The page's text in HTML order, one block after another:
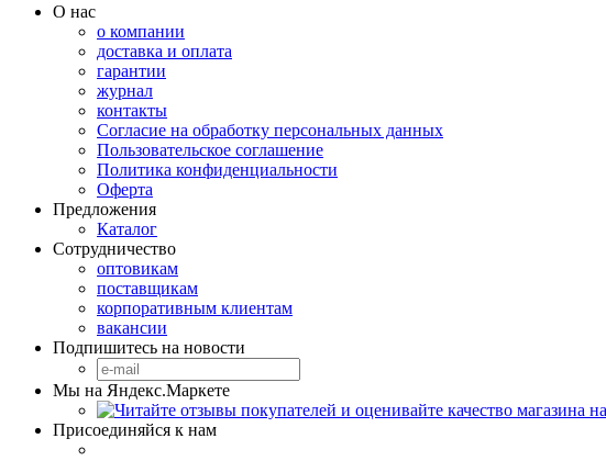
О нас
о компании
доставка и оплата
гарантии
журнал
контакты
Согласие на обработку персональных данных
Пользовательское соглашение
Политика конфиденциальности
Оферта
Предложения
Каталог
Сотрудничество
оптовикам
поставщикам
корпоративным клиентам
вакансии
Подпишитесь на новости
Мы на Яндекс.Маркете
Присоединяйся к нам